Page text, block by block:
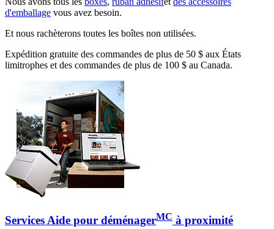
d'emballage vous avez besoin.
Et nous rachèterons toutes les boîtes non utilisées.
Expédition gratuite des commandes de plus de 50 $ aux États
limitrophes et des commandes de plus de 100 $ au Canada.
Services Aide pour déménagerMC à proximité